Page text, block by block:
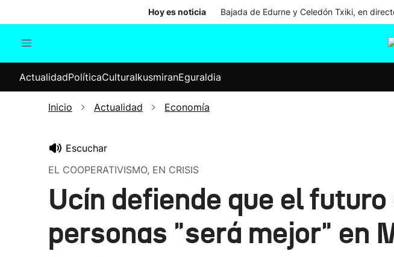
Hoy es noticia Bajada de Edurne y Celedón Txiki, en
Internacional
Elecciones
ActualidadPolíticaCulturaIkusmiranEguraldia
Inicio Actualidad Economía
Escuchar
EL COOPERATIVISMO, EN CRISIS
Ucín defiende que el
personas "será mejor" en